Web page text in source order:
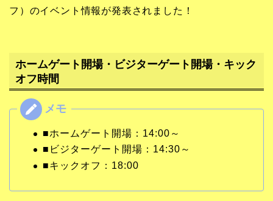
フ）のイベント情報が発表されました！
ホームゲート開場・ビジターゲート開場・キック
オフ時間
■ホームゲート開場：14:00～
■ビジターゲート開場：14:30～
■キックオフ：18:00